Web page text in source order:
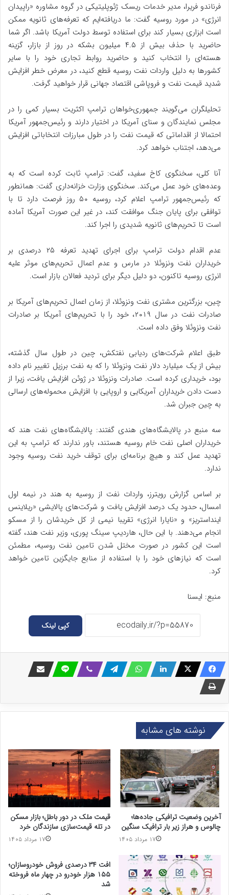
فرناندو فریرا، مدیر خدمات ریسک ژئوپلیتیکی در گروه مشاوره «راپیدان
انرژی» در مورد روسیه گفت: ما دریافته‌ایم که تعرفه‌های ثانویه ممکن
است ابزاری بسیار کند برای استفاده توسط دولت آمریکا باشد. اگر شما
حاضرید با حذف بیش از ۴.۵ میلیون بشکه در روز از بازار، گزینه
هسته‌ای را انتخاب کنید و حاضرید روابط تجاری خود را با سایر
کشورها به دلیل واردات نفت روسیه قطع کنید، در معرض خطر افزایش
شدید قیمت نفت و فروپاشی اقتصاد جهانی قرار خواهید گرفت.
تحلیلگران می‌گویند جمهوری‌خواهان ترامپ اکثریت بسیار کمی را در
مجلس نمایندگان و سنای آمریکا در اختیار دارند و رئیس‌جمهور آمریکا
احتمالا از اقداماتی که قیمت نفت را در طول مبارزات انتخاباتی افزایش
می‌دهد، اجتناب خواهد کرد.
آنا کلی، سخنگوی کاخ سفید، گفت: ترامپ ثابت کرده است که به
وعده‌های خود عمل می‌کند. سخنگوی وزارت خزانه‌داری گفت: همانطور
که رئیس‌جمهور ترامپ اعلام کرد، روسیه ۵۰ روز فرصت دارد تا با
توافقی برای پایان جنگ موافقت کند، در غیر این صورت آمریکا آماده
است تا تحریم‌های ثانویه شدیدی را اجرا کند.
عدم اقدام دولت ترامپ برای اجرای تهدید تعرفه ۲۵ درصدی بر
خریداران نفت ونزوئلا در مارس و عدم اعمال تحریم‌های موثر علیه
انرژی روسیه تاکنون، دو دلیل دیگر برای تردید فعالان بازار است.
چین، بزرگترین مشتری نفت ونزوئلا، از زمان اعمال تحریم‌های آمریکا بر
صادرات نفت در سال ۲۰۱۹، خود را با تحریم‌های آمریکا بر صادرات
نفت ونزوئلا وفق داده است.
طبق اعلام شرکت‌های ردیابی نفتکش، چین در طول سال گذشته،
بیش از یک میلیارد دلار نفت ونزوئلا را که به نفت برزیل تغییر نام داده
بود، خریداری کرده است. صادرات ونزوئلا در ژوئن افزایش یافت، زیرا از
دست دادن خریداران آمریکایی و اروپایی با افزایش محموله‌های ارسالی
به چین جبران شد.
سه منبع در پالایشگاه‌های هندی گفتند: پالایشگاه‌های نفت هند که
خریداران اصلی نفت خام روسیه هستند، باور ندارند که ترامپ به این
تهدید عمل کند و هیچ برنامه‌ای برای توقف خرید نفت روسیه وجود
ندارد.
بر اساس گزارش رویترز، واردات نفت از روسیه به هند در نیمه اول
امسال، حدود یک درصد افزایش یافت و شرکت‌های پالایشی «ریلاینس
اینداستریز» و «نایارا انرژی» تقریبا نیمی از کل خریدشان را از مسکو
انجام می‌دهند. با این حال، هاردیپ سینگ پوری، وزیر نفت هند، گفته
است این کشور در صورت مختل شدن تامین نفت روسیه، مطمئن
است که نیازهای خود را با استفاده از منابع جایگزین تامین خواهد
کرد.
منبع: ایسنا
کپی لینک
نوشته های مشابه
قیمت ملک در دور باطل؛ بازار مسکن
در تله قیمت‌سازی سازندگان خرد
۱۷ مرداد ۱۴۰۵
آخرین وضعیت ترافیکی جاده‌ها؛
چالوس و هراز زیر بار ترافیک سنگین
۱۷ مرداد ۱۴۰۵
افت ۳۴ درصدی فروش خودروسازان؛
۱۵۵ هزار خودرو در چهار ماه فروخته
شد